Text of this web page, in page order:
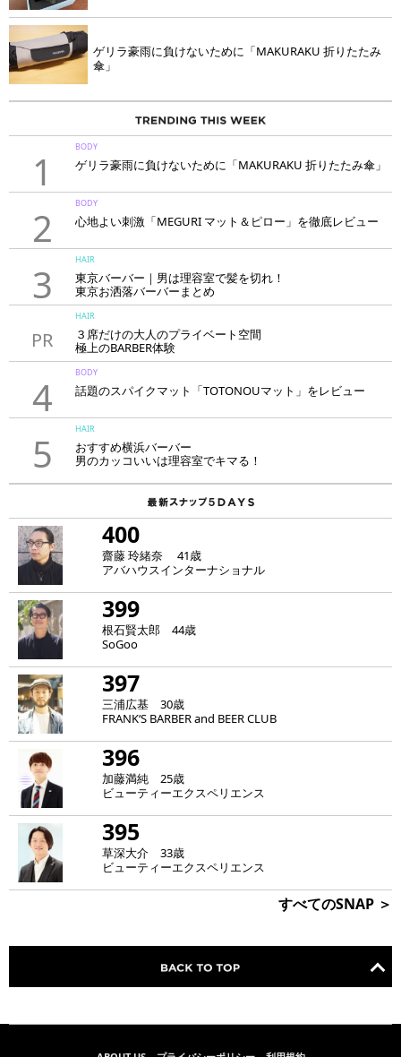
ゲリラ豪雨に負けないために「MAKURAKU 折りたたみ
傘」
1
BODY
ゲリラ豪雨に負けないために「MAKURAKU 折りたたみ傘」
2
BODY
心地よい刺激「MEGURI マット＆ピロー」を徹底レビュー
3
HAIR
東京バーバー｜男は理容室で髪を切れ！
東京お洒落バーバーまとめ
PR
HAIR
３席だけの大人のプライベート空間
極上のBARBER体験
「LAVIE NEW STANDARD BARBER HANARE新宿店」
4
BODY
話題のスパイクマット「TOTONOUマット」をレビュー
5
HAIR
おすすめ横浜バーバー
男のカッコいいは理容室でキマる！
400
齋藤 玲緒奈 41歳
アバハウスインターナショナル
399
根石賢太郎 44歳
SoGoo
397
三浦広基 30歳
FRANK‘S BARBER and BEER CLUB
396
加藤満純 25歳
ビューティーエクスペリエンス
395
草深大介 33歳
ビューティーエクスペリエンス
すべてのSNAP ＞